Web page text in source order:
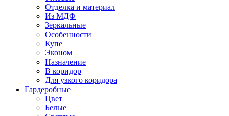
Отделка и материал
Из МДФ
Зеркальные
Особенности
Купе
Эконом
Назначение
В коридор
Для узкого коридора
Гардеробные
Цвет
Белые